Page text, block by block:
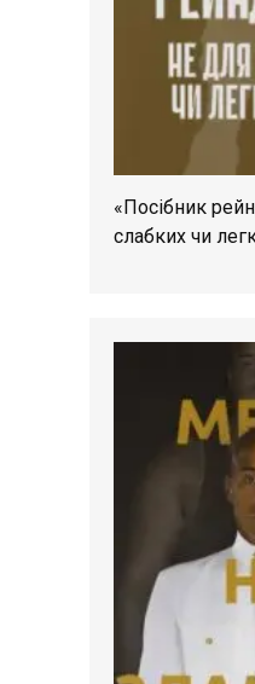
«Посібник
слабких чи